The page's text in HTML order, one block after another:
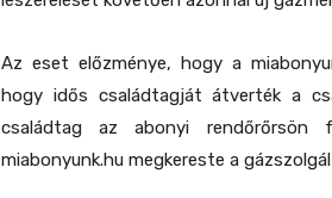
Az eset előzménye, hogy a
hogy idős családtagját átverték a
családtag az abonyi
miabonyunk.hu megkereste a